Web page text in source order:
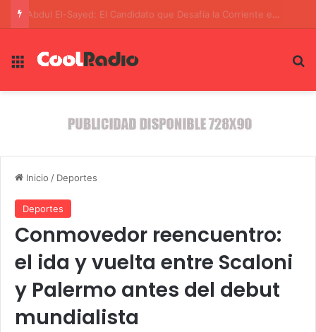
Menú
Inicio / Deportes
Deportes
Conmovedor reencuentro:
el ida y vuelta entre Scaloni
y Palermo antes del debut
mundialista